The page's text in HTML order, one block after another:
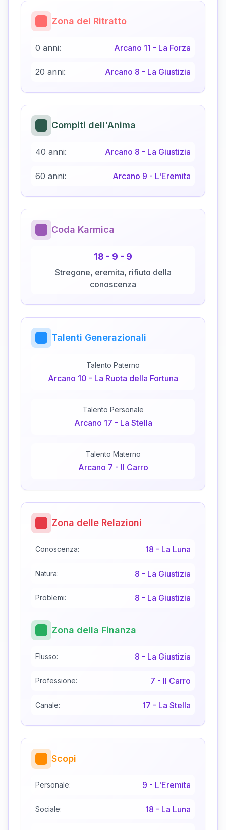
Zona del Ritratto
0 anni: Arcano 11 - La Forza
20 anni: Arcano 8 - La Giustizia
Compiti dell'Anima
40 anni: Arcano 8 - La Giustizia
60 anni: Arcano 9 - L'Eremita
Coda Karmica
18 - 9 - 9
Stregone, eremita, rifiuto della
conoscenza
Talenti Generazionali
Talento Paterno
Arcano 10 - La Ruota della Fortuna
Talento Personale
Arcano 17 - La Stella
Talento Materno
Arcano 7 - Il Carro
Zona delle Relazioni
Conoscenza: 18 - La Luna
Natura: 8 - La Giustizia
Problemi: 8 - La Giustizia
Zona della Finanza
Flusso: 8 - La Giustizia
Professione: 7 - Il Carro
Canale: 17 - La Stella
Scopi
Personale: 9 - L'Eremita
Sociale: 18 - La Luna